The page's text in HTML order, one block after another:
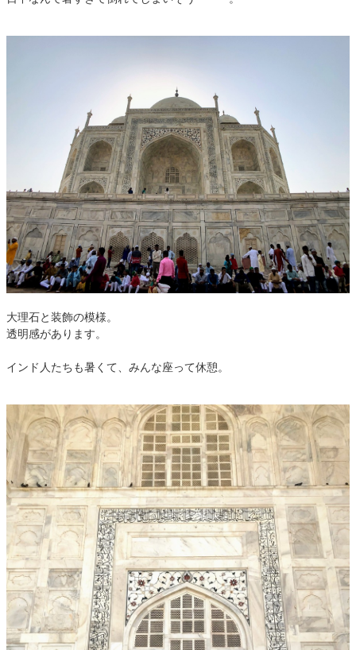
大理石と装飾の模様。
透明感があります。
インド人たちも暑くて、みんな座って休憩。